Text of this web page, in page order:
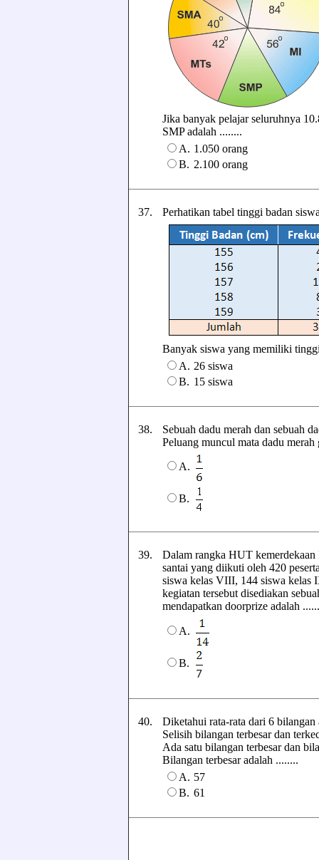
Jika banyak pelajar seluruhnya
SMP adalah ........
A. 1.050 orang
B. 2.100 orang
37. Perhatikan tabel tinggi badan
Banyak siswa yang memiliki
A. 26 siswa
B. 15 siswa
38.
Sebuah dadu merah dan sebuah
Peluang muncul mata dadu
A.
B.
39.
Dalam rangka HUT kemerdekaan
santai yang diikuti oleh 420
siswa kelas VIII, 144 siswa kelas
kegiatan tersebut disediakan
mendapatkan doorprize adalah
A.
B.
40.
Diketahui rata-rata dari 6 bilangan
Selisih bilangan terbesar dan
Ada satu bilangan terbesar dan
Bilangan terbesar adalah ........
A. 57
B. 61